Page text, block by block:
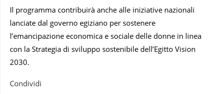
Il programma contribuirà anche alle iniziative nazionali
lanciate dal governo egiziano per sostenere
l’emancipazione economica e sociale delle donne in linea
con la Strategia di sviluppo sostenibile dell’Egitto Vision
2030.
Condividi